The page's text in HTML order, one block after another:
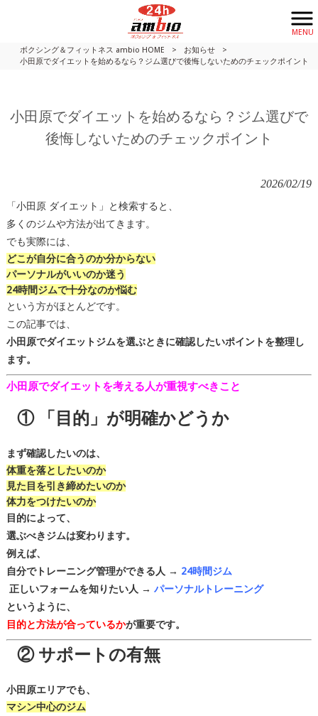
MENU
ボクシング＆フィットネス ambio HOME
> お知らせ
>
小田原でダイエットを始めるなら？ジム選びで後悔しないためのチェックポイント
小田原でダイエットを始めるなら？ジム選びで
後悔しないためのチェックポイント
2026/02/19
「小田原 ダイエット」と検索すると、
多くのジムや方法が出てきます。
でも実際には、
どこが自分に合うのか分からない
パーソナルがいいのか迷う
24時間ジムで十分なのか悩む
という方がほとんどです。
この記事では、
小田原でダイエットジムを選ぶときに確認したいポイントを整理し
ます。
小田原でダイエットを考える人が重視すべきこと
① 「目的」が明確かどうか
まず確認したいのは、
体重を落としたいのか
見た目を引き締めたいのか
体力をつけたいのか
目的によって、
選ぶべきジムは変わります。
例えば、
自分でトレーニング管理ができる人 → 24時間ジム
正しいフォームを知りたい人 → パーソナルトレーニング
というように、
目的と方法が合っているかが重要です。
② サポートの有無
小田原エリアでも、
マシン中心のジム